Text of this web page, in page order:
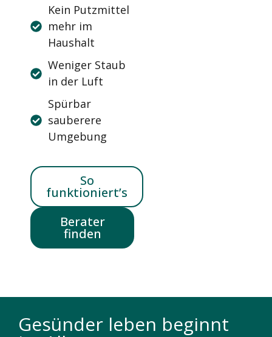
Kein Putzmittel
mehr im
Haushalt
Weniger Staub
in der Luft
Spürbar
sauberere
Umgebung
So
funktioniert’s
Berater
finden
Gesünder leben beginnt